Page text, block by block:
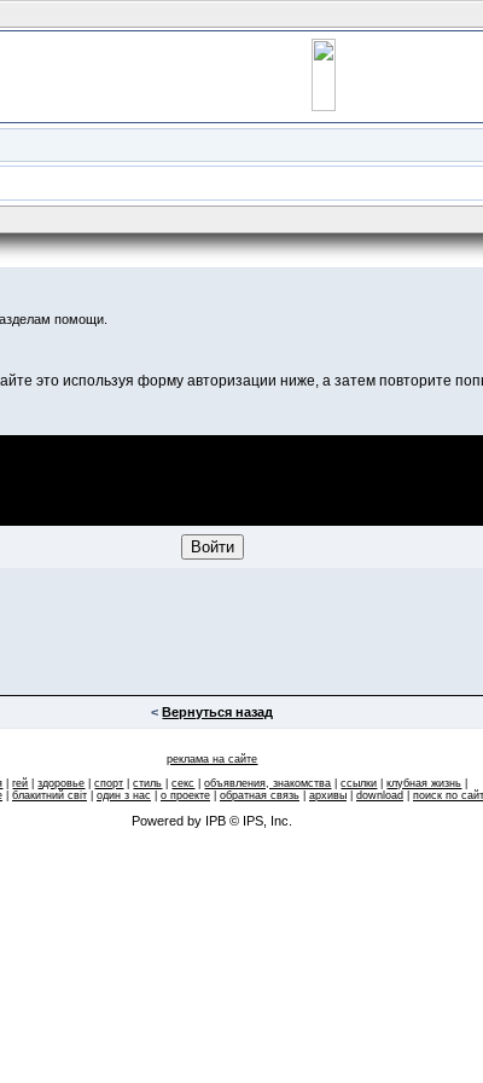
помощи.
это используя форму авторизации ниже, а затем повторите
<Вернуться назад
реклама на сайте
|гей |здоровье |спорт |стиль |секс |объявления, знакомства |ссылки |клубная жизнь
| блакитний свiт| один з нас о проекте| обратная связь| архивы| download поиск по
Powered by IPB © IPS, Inc.